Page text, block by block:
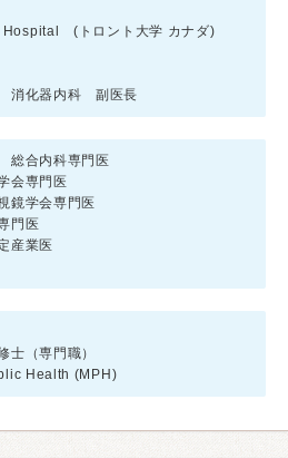
Hospital (トロント大学 カナダ)
消化器内科 副医長
総合内科専門医
会専門医
鏡学会専門医
門医
産業医
士（専門職）
Health (MPH)